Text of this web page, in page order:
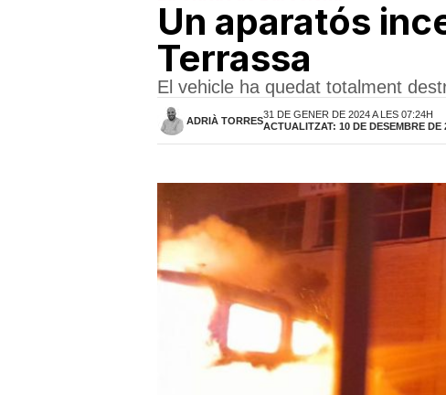
Un aparatós
Terrassa
El vehicle ha quedat totalment
ADRIÀ TORRES
31 DE GENER DE 2024 A LES 07:24H
ACTUALITZAT: 10 DE DESEMBRE DE